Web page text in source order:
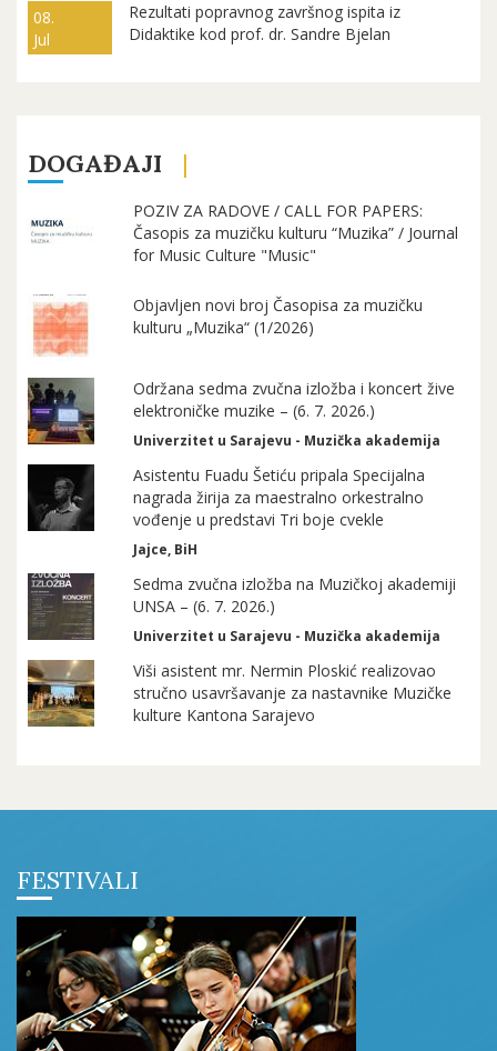
08.
Jul
Rezultati popravnog završnog ispita iz
Didaktike kod prof. dr. Sandre Bjelan
DOGAĐAJI
POZIV ZA RADOVE / CALL FOR PAPERS:
Časopis za muzičku kulturu “Muzika” / Journal
for Music Culture "Music"
Objavljen novi broj Časopisa za muzičku
kulturu „Muzika“ (1/2026)
Održana sedma zvučna izložba i koncert žive
elektroničke muzike – (6. 7. 2026.)
Univerzitet u Sarajevu - Muzička akademija
Asistentu Fuadu Šetiću pripala Specijalna
nagrada žirija za maestralno orkestralno
vođenje u predstavi Tri boje cvekle
Jajce, BiH
Sedma zvučna izložba na Muzičkoj akademiji
UNSA – (6. 7. 2026.)
Univerzitet u Sarajevu - Muzička akademija
Viši asistent mr. Nermin Ploskić realizovao
stručno usavršavanje za nastavnike Muzičke
kulture Kantona Sarajevo
FESTIVALI